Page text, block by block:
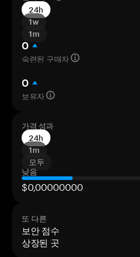
24h
1w
1m
0
숙련된 구매자
0
보유자
가격 성과
24h
1m
모두
낮음
$0,00000000
또 다른
보안 점수
상장된 곳